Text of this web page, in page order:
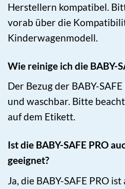
Herstellern kompatibel.
vorab über die
Kinderwagenmodell.
Wie reinige ich die BABY-
Der Bezug der BABY-
und waschbar. Bitte
auf dem Etikett.
Ist die BABY-SAFE PRO
geeignet?
Ja, die BABY-SAFE PRO